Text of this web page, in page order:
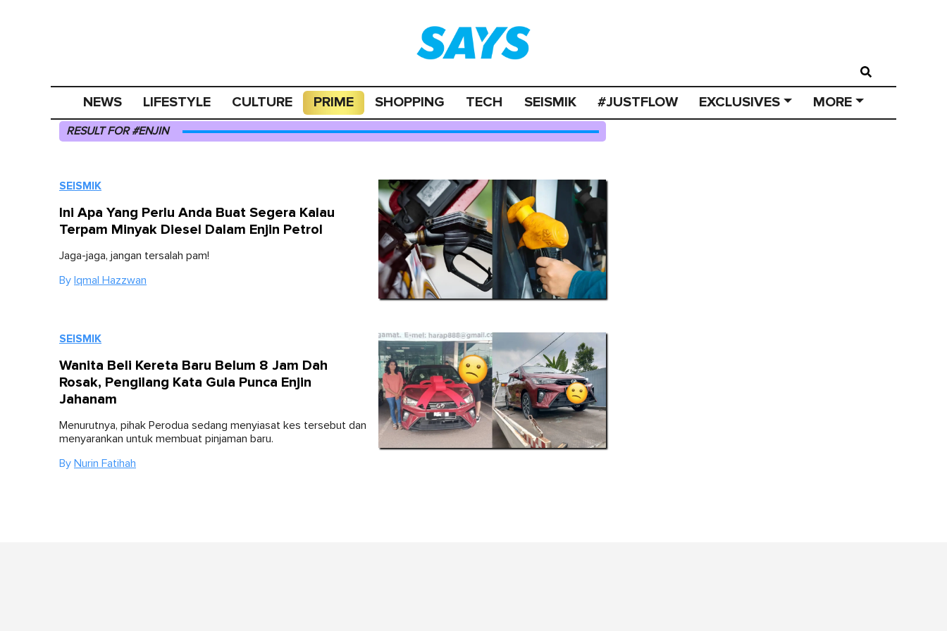
NEWS LIFESTYLE CULTURE PRIME SHOPPING TECH SEISMIK #JUSTFLOW EXCLUSIVES MORE
RESULT FOR #ENJIN
SEISMIK
Ini Apa Yang Perlu Anda Buat Segera Kalau
Terpam Minyak Diesel Dalam Enjin Petrol
Jaga-jaga, jangan tersalah pam!
By Iqmal Hazzwan
SEISMIK
Wanita Beli Kereta Baru Belum 8 Jam Dah
Rosak, Pengilang Kata Gula Punca Enjin
Jahanam
Menurutnya, pihak Perodua sedang menyiasat kes tersebut dan
menyarankan untuk membuat pinjaman baru.
By Nurin Fatihah